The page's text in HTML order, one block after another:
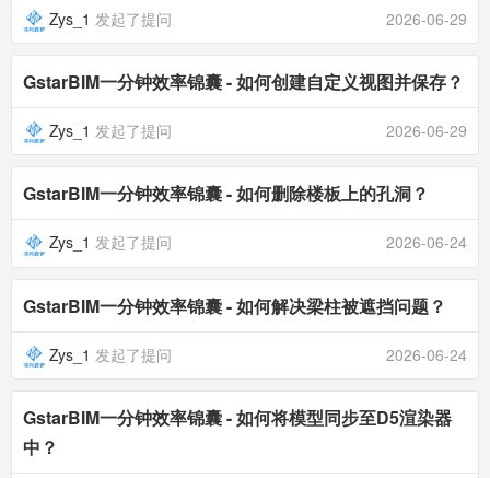
Zys_1 发起了提问 2026-06-29
GstarBIM一分钟效率锦囊 - 如何创建自定义视图并保存？
Zys_1 发起了提问 2026-06-29
GstarBIM一分钟效率锦囊 - 如何删除楼板上的孔洞？
Zys_1 发起了提问 2026-06-24
GstarBIM一分钟效率锦囊 - 如何解决梁柱被遮挡问题？
Zys_1 发起了提问 2026-06-24
GstarBIM一分钟效率锦囊 - 如何将模型同步至D5渲染器
中？